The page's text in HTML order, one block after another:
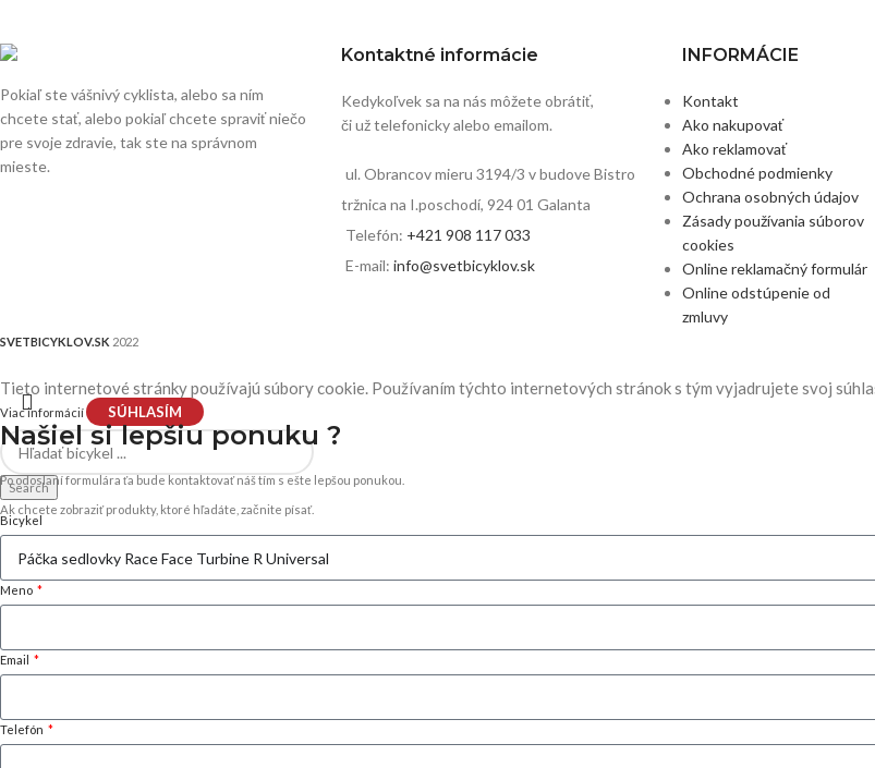
Pokiaľ ste vášnivý cyklista, alebo sa ním
chcete stať, alebo pokiaľ chcete spraviť niečo
pre svoje zdravie, tak ste na správnom
mieste.
Kontaktné informácie
Kedykoľvek sa na nás môžete obrátiť,
či už telefonicky alebo emailom.
ul. Obrancov mieru 3194/3 v budove Bistro
tržnica na I.poschodí, 924 01 Galanta
Telefón: +421 908 117 033
E-mail: info@svetbicyklov.sk
INFORMÁCIE
Kontakt
Ako nakupovať
Ako reklamovať
Obchodné podmienky
Ochrana osobných údajov
Zásady používania súborov
cookies
Online reklamačný formulár
Online odstúpenie od
zmluvy
SVETBICYKLOV.SK 2022
Search
Ak chcete zobraziť produkty, ktoré hľadáte, začnite písať.
Tieto internetové stránky používajú súbory cookie. Používaním týchto internetových stránok s tým vyjadrujete svoj
Viac informácií SÚHLASÍM
Našiel silepšiu ponuku ?
Po odoslaní formulára ťa bude kontaktovať náš tím s ešte lepšou ponukou.
Bicykel
Meno
Email
Telefón